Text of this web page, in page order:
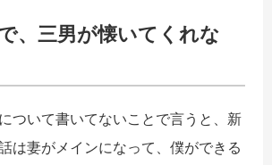
、三男が懐いてくれな
ついて書いてないことで言うと、新
は妻がメインになって、僕ができる